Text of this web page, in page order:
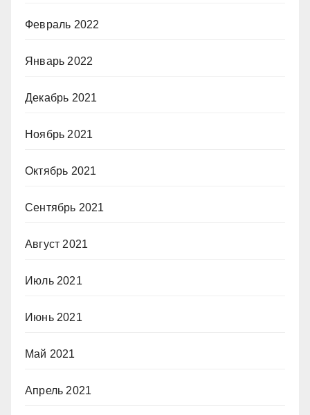
Февраль 2022
Январь 2022
Декабрь 2021
Ноябрь 2021
Октябрь 2021
Сентябрь 2021
Август 2021
Июль 2021
Июнь 2021
Май 2021
Апрель 2021